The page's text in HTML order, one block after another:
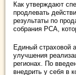
Как утверждают
продлевать
результаты по
собрания РСА,
Единый страховой
улучшения
регионах. По
внедрить у себя в